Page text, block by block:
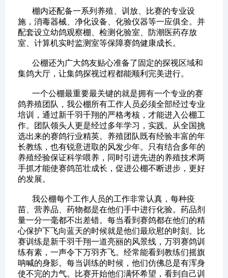
棚内还配备一系列养殖、训放、比赛的专业设
施，消毒器械、净化设备、化验仪器等一应俱全。并
配套设立幼鸽观察棚、检测化验室、防潮医药存放
室、计算机实时监测室等保障赛鸽健康成长。
公棚还为广大鸽友贴心准备了固定的探视区域和
集鸽大厅，让集鸽探视过程都能顺利完美进行。
一个公棚最重要最关键的就是拥有一个专业的赛
鸽养殖团队，我公棚所有工作人员必须全部经过专业
培训，通过新千羽千翔的严格考核，才能进入公棚工
作。团队领头人更是经过多年学习，实践。从全国挑
选出来的赛鸽行业精英。养殖团队既有经验丰富的年
长教练，也有锐意进取的风发少年。只有结合多年的
养殖经验保证科学喂养，同时引进先进的养殖技术两
手抓才能使赛鸽茁壮成长，促进公棚不断进步，更好
的发展。
我公棚每个工作人员的工作非常认真，每种疫
苗、营养品、药物都是在他们手中进行化验。药品剂
量一分一毫都不出差错。每当看到赛鸽都在他们的精
心保护下飞向蓝天的时候就是他们最欣慰的时刻。比
赛训练是新千羽千翔一道亮丽的风景线，万羽赛鸽训
练有素，一声令下万羽齐飞。经常能看到教练们摇旗
呐喊的身影。每当训练的时候，他们仿佛总是有浑身
使不完的力气。比赛开始他们满怀希望，看到自己训